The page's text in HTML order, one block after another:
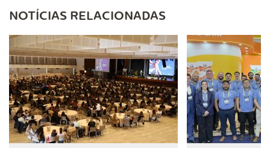
NOTÍCIAS RELACIONADAS